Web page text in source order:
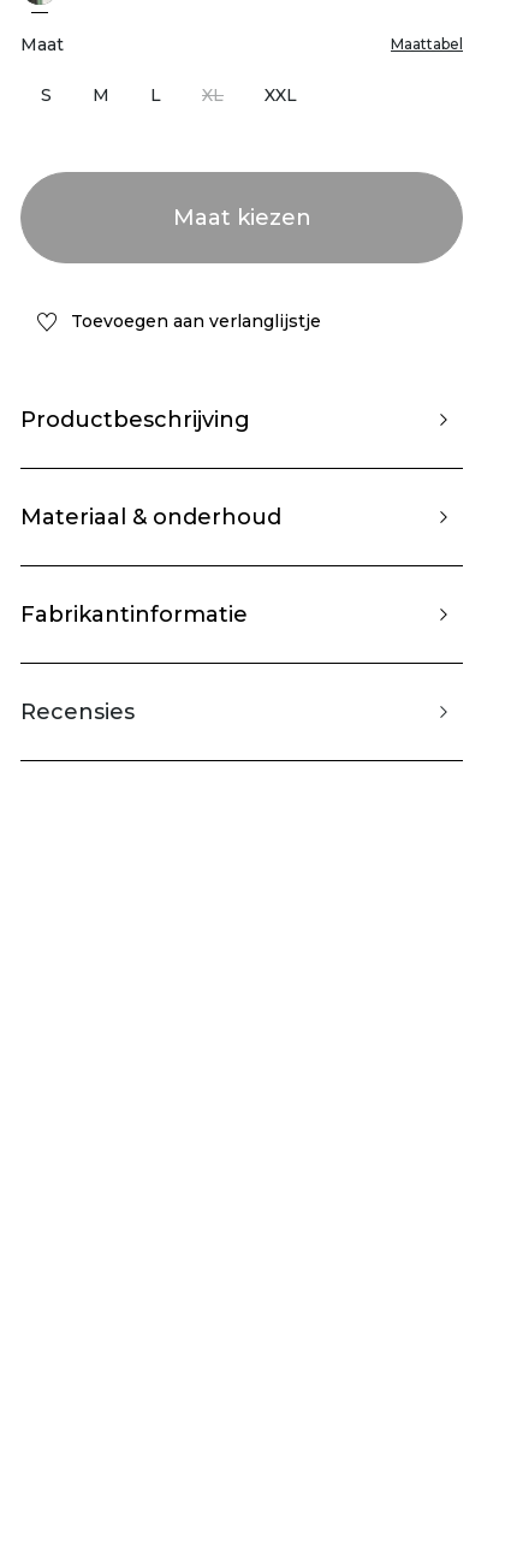
Maat Maattabel
S M L XL XXL
Toevoegen aan verlanglijstje
Productbeschrijving
Materiaal & onderhoud
Fabrikantinformatie
Recensies